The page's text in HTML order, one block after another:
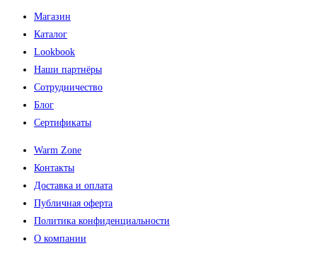
Магазин
Каталог
Lookbook
Наши партнёры
Сотрудничество
Блог
Сертификаты
Warm Zone
Контакты
Доставка и оплата
Публичная оферта
Политика конфиденциальности
О компании